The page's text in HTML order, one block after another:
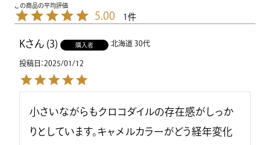
5.00 1
K 3 購入者 北海道 30代
投稿日 2025/01/12
小さいながらもクロコダイルの存在感がしっか
りとしています。キャメルカラーがどう経年変化